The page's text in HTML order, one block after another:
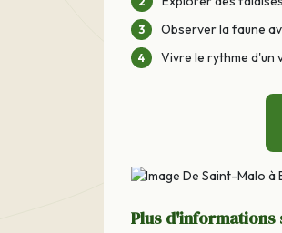
Observer la faune
Vivre le rythme d'un
Plus